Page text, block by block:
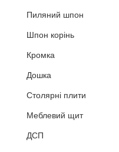
Пиляний шпон
Шпон корінь
Кромка
Дошка
Столярні плити
Меблевий щит
ДСП